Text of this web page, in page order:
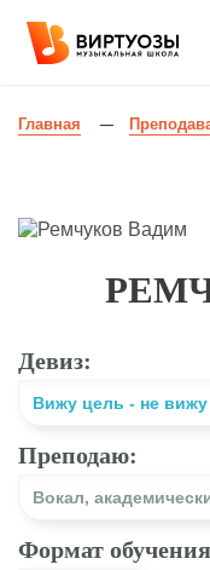
Главная —
Девиз:
Вижу цель - не вижу
Преподаю:
Вокал,
Формат